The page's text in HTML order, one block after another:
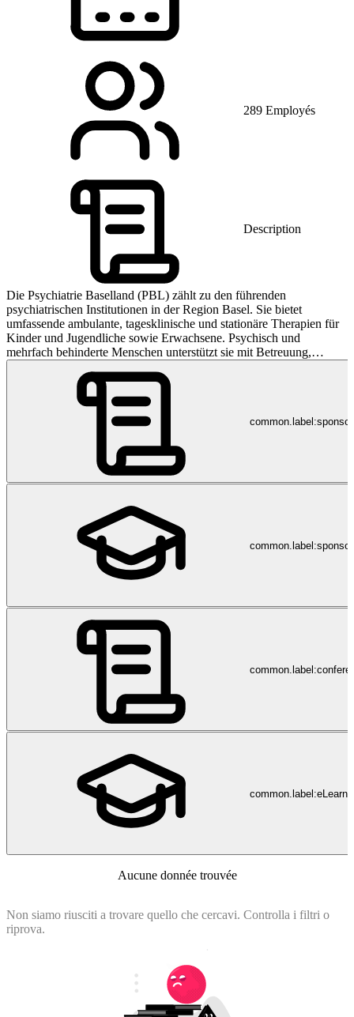
289 Employés
Description
Die Psychiatrie Baselland (PBL) zählt zu den führenden
psychiatrischen Institutionen in der Region Basel. Sie bietet
umfassende ambulante, tagesklinische und stationäre Therapien für
Kinder und Jugendliche sowie Erwachsene. Psychisch und
mehrfach behinderte Menschen unterstützt sie mit Betreuung,
Beherbergung und Arbeitsintegration (www.inclusioplus.ch).
Zudem führt sie das arbeitspsychiatrische Kompetenzzentrum
WorkMed (www.workmed.ch). Die PBL beschäftigt an mehreren
Standorten im Kanton Basel-Landschaft mehr als 1‘300
Mitarbeitende und behandelt, betreut und berät pro Jahr über 15‘000
Aucune donnée trouvée
Non siamo riusciti a trovare quello che cercavi. Controlla i filtri o
riprova.